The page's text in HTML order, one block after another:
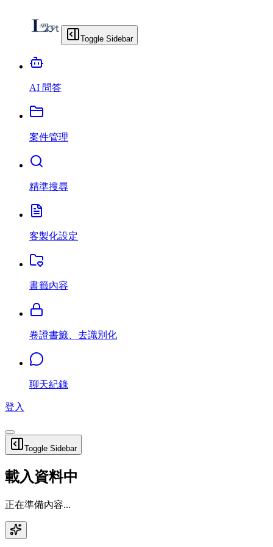
Toggle Sidebar
AI 問答
案件管理
精準搜尋
客製化設定
書籤內容
卷證書籤、去識別化
聊天紀錄
登入
Toggle Sidebar
載入資料中
正在準備內容...